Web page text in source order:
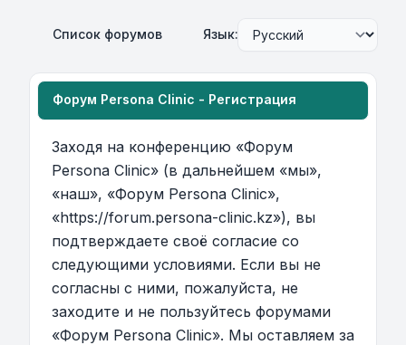
Список форумов Язык:
Форум Persona Clinic - Регистрация
Заходя на конференцию «Форум
Persona Clinic» (в дальнейшем «мы»,
«наш», «Форум Persona Clinic»,
«https://forum.persona-clinic.kz»), вы
подтверждаете своё согласие со
следующими условиями. Если вы не
согласны с ними, пожалуйста, не
заходите и не пользуйтесь форумами
«Форум Persona Clinic». Мы оставляем за